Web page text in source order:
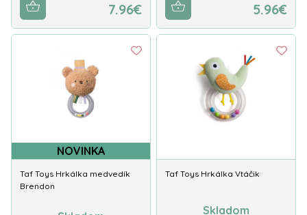
7.96€ 5.96€
NOVINKA
Taf Toys Hrkálka medvedík
Brendon
Taf Toys Hrkálka Vtáčik
Skladom